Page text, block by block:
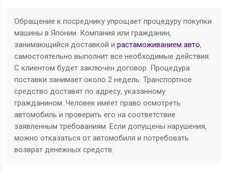
Обращение к посреднику упрощает процедуру покупки
машины в Японии. Компания или гражданин,
занимающийся доставкой ирастаможиванием авто,
самостоятельно выполнит все необходимые действия.
С клиентом будет заключён договор. Процедура
поставки занимает около 2 недель. Транспортное
средство доставят по адресу, указанному
гражданином. Человек имеет право осмотреть
автомобиль и проверить его на соответствие
заявленным требованиям. Если допущены нарушения,
можно отказаться от автомобиля и потребовать
возврат денежных средств.